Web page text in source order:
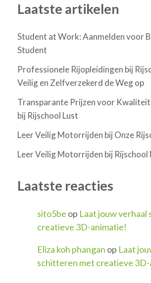
Laatste artikelen
Student at Work: Aanmelden voor
Student
Professionele Rijopleidingen bij
Veilig en Zelfverzekerd de Weg op
Transparante Prijzen voor
bij Rijschool Lust
Leer Veilig Motorrijden bij Onze
Leer Veilig Motorrijden bij Rijschool
Laatste reacties
sito5be op Laat jouw
creatieve 3D-animatie!
Eliza koh phangan op Laat
schitteren met creatieve